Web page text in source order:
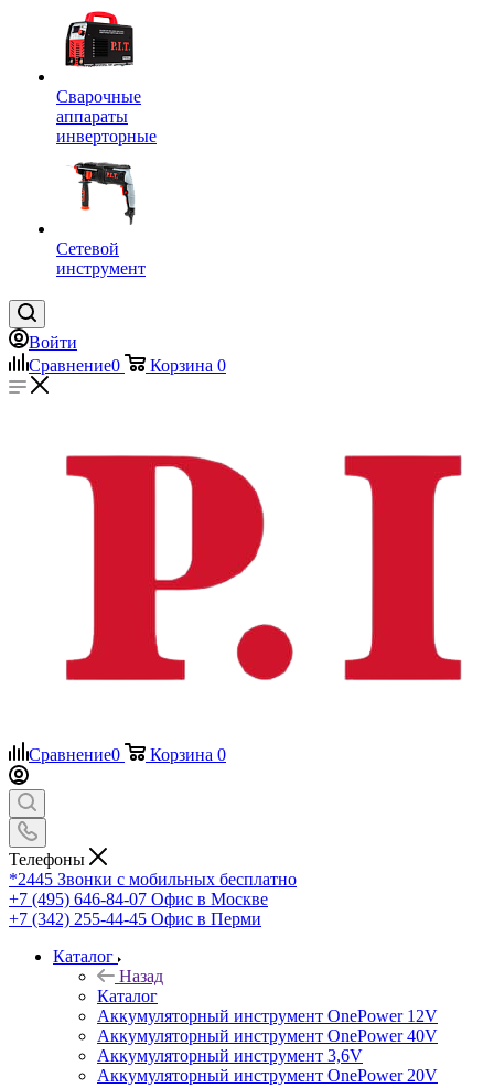
Сварочные
аппараты
инверторные
Сетевой
инструмент
Войти
Сравнение0 Корзина 0
Сравнение0 Корзина 0
Телефоны
*2445 Звонки с мобильных бесплатно
+7 (495) 646-84-07 Офис в Москве
+7 (342) 255-44-45 Офис в Перми
Каталог
Назад
Каталог
Аккумуляторный инструмент OnePower 12V
Аккумуляторный инструмент OnePower 40V
Аккумуляторный инструмент 3,6V
Аккумуляторный инструмент OnePower 20V